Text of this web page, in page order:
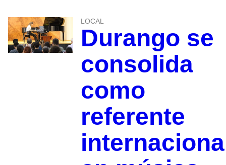
LOCAL
Durango se
consolida
como
referente